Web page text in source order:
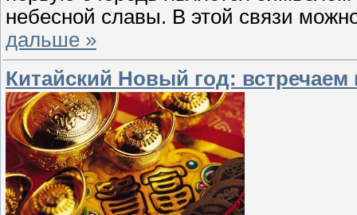
небесной славы. В этой связи
дальше »
Китайский Новый год: